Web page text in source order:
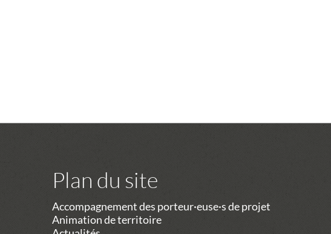
Plan du site
Accompagnement des porteur·euse·s de projet
Animation de territoire